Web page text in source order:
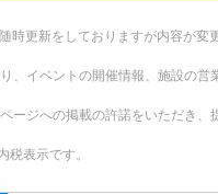
更新をしておりますが内容が変
、イベントの開催情報、施設の営
ージへの掲載の許諾をいただき、
表示です。